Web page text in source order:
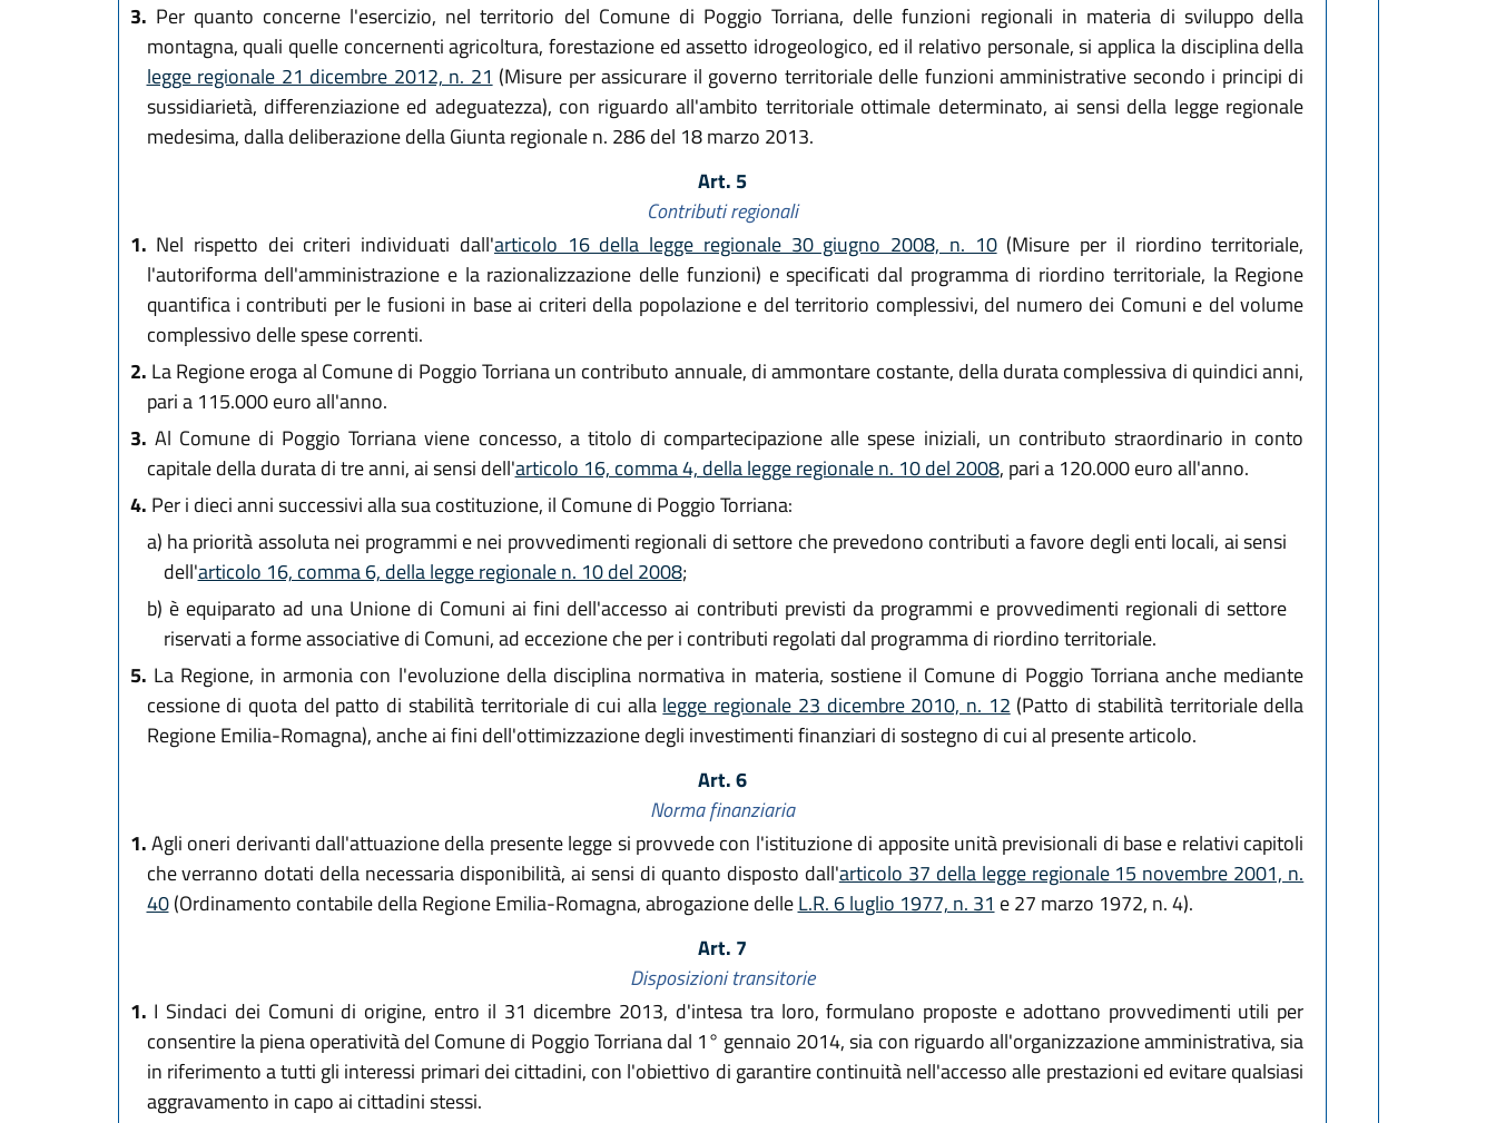
3. Per quanto concerne l'esercizio, nel territorio del Comune di Poggio Torriana, delle funzioni regionali in materia di sviluppo della
montagna, quali quelle concernenti agricoltura, forestazione ed assetto idrogeologico, ed il relativo personale, si applica la disciplina della
legge regionale 21 dicembre 2012, n. 21 (Misure per assicurare il governo territoriale delle funzioni amministrative secondo i principi di
sussidiarietà, differenziazione ed adeguatezza), con riguardo all'ambito territoriale ottimale determinato, ai sensi della legge regionale
medesima, dalla deliberazione della Giunta regionale n. 286 del 18 marzo 2013.
Art. 5
Contributi regionali
1. Nel rispetto dei criteri individuati dall'articolo 16 della legge regionale 30 giugno 2008, n. 10(Misure per il riordino territoriale,
l'autoriforma dell'amministrazione e la razionalizzazione delle funzioni) e specificati dal programma di riordino territoriale, la Regione
quantifica i contributi per le fusioni in base ai criteri della popolazione e del territorio complessivi, del numero dei Comuni e del volume
complessivo delle spese correnti.
2. La Regione eroga al Comune di Poggio Torriana un contributo annuale, di ammontare costante, della durata complessiva di quindici anni,
pari a 115.000 euro all'anno.
3. Al Comune di Poggio Torriana viene concesso, a titolo di compartecipazione alle spese iniziali, un contributo straordinario in conto
capitale della durata di tre anni, ai sensi dell'articolo 16, comma 4, della legge regionale n. 10 del 2008, pari a 120.000 euro all'anno.
4. Per i dieci anni successivi alla sua costituzione, il Comune di Poggio Torriana:
a) ha priorità assoluta nei programmi e nei provvedimenti regionali di settore che prevedono contributi a favore degli enti locali, ai sensi
dell'articolo 16, comma 6, della legge regionale n. 10 del 2008;
b) è equiparato ad una Unione di Comuni ai fini dell'accesso ai contributi previsti da programmi e provvedimenti regionali di settore
riservati a forme associative di Comuni, ad eccezione che per i contributi regolati dal programma di riordino territoriale.
5. La Regione, in armonia con l'evoluzione della disciplina normativa in materia, sostiene il Comune di Poggio Torriana anche mediante
cessione di quota del patto di stabilità territoriale di cui alla legge regionale 23 dicembre 2010, n. 12 (Patto di stabilità territoriale della
Regione Emilia-Romagna), anche ai fini dell'ottimizzazione degli investimenti finanziari di sostegno di cui al presente articolo.
Art. 6
Norma finanziaria
1.Agli oneri derivanti dall'attuazione della presente legge si provvede con l'istituzione di apposite unità previsionali di base e relativi capitoli
che verranno dotati della necessaria disponibilità, ai sensi di quanto disposto dall'articolo 37 della legge regionale 15 novembre 2001, n.
40(Ordinamento contabile della Regione Emilia-Romagna, abrogazione delleL.R. 6 luglio 1977, n. 31 e 27 marzo 1972, n. 4).
Art. 7
Disposizioni transitorie
1. I Sindaci dei Comuni di origine, entro il 31 dicembre 2013, d'intesa tra loro, formulano proposte e adottano provvedimenti utili per
consentire la piena operatività del Comune di Poggio Torriana dal 1° gennaio 2014, sia con riguardo all'organizzazione amministrativa, sia
in riferimento a tutti gli interessi primari dei cittadini, con l'obiettivo di garantire continuità nell'accesso alle prestazioni ed evitare qualsiasi
aggravamento in capo ai cittadini stessi.